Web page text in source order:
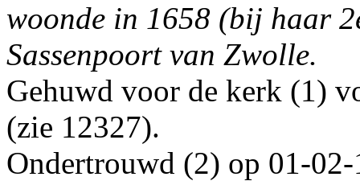
woonde in 1658 (bij haar
Sassenpoort van Zwolle.
Gehuwd voor de kerk (1)
(zie 12327).
Ondertrouwd (2) op 01-